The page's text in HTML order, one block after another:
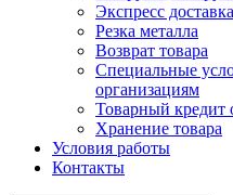
Экспресс
Резка металла
Возврат товара
Специальные
организациям
Товарный кредит
Хранение товара
Условия работы
Контакты